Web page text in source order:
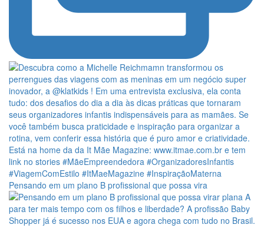
Pensando em um plano B profissional que possa vira